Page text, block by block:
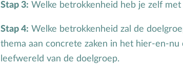
Stap 3: Welke betrokkenheid heb je zelf met
Stap 4: Welke betrokkenheid zal de
thema aan concrete zaken in het hier-en-
leefwereld van de doelgroep.